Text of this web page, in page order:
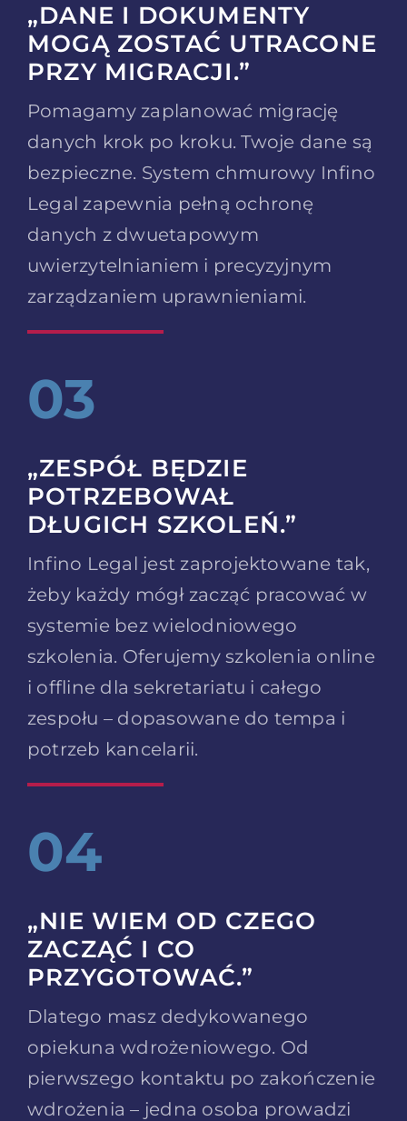
„DANE I DOKUMENTY
MOGĄ ZOSTAĆ UTRACONE
PRZY MIGRACJI.”
Pomagamy zaplanować migrację
danych krok po kroku. Twoje dane są
bezpieczne. System chmurowy Infino
Legal zapewnia pełną ochronę
danych z dwuetapowym
uwierzytelnianiem i precyzyjnym
zarządzaniem uprawnieniami.
03
„ZESPÓŁ BĘDZIE
POTRZEBOWAŁ
DŁUGICH SZKOLEŃ.”
Infino Legal jest zaprojektowane tak,
żeby każdy mógł zacząć pracować w
systemie bez wielodniowego
szkolenia. Oferujemy szkolenia online
i offline dla sekretariatu i całego
zespołu – dopasowane do tempa i
potrzeb kancelarii.
04
„NIE WIEM OD CZEGO
ZACZĄĆ I CO
PRZYGOTOWAĆ.”
Dlatego masz dedykowanego
opiekuna wdrożeniowego. Od
pierwszego kontaktu po zakończenie
wdrożenia – jedna osoba prowadzi